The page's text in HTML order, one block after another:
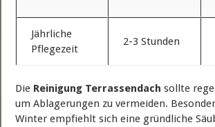
Jährliche
Pflegezeit
2-3 Stunden
Die Reinigung Terrassendach sollte
um Ablagerungen zu vermeiden.
Winter empfiehlt sich eine gründliche